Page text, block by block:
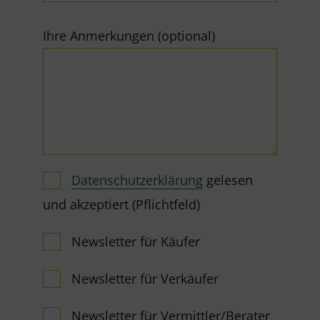
Ihre Anmerkungen (optional)
Datenschutzerklärung gelesen
und akzeptiert (Pflichtfeld)
Newsletter für Käufer
Newsletter für Verkäufer
Newsletter für Vermittler/Berater